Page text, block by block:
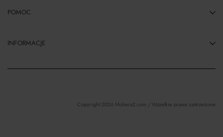
POMOC
INFORMACJE
Copyright 2026 Moliera2.com / Wszelkie prawa zastrzeżone